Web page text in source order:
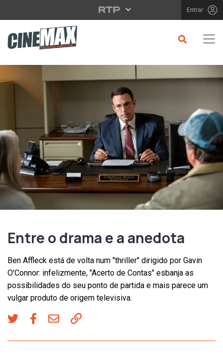
Saltar para o conteúdo principal Entrar
Entre o drama e a anedota
Ben Affleck está de volta num "thriller" dirigido por Gavin
O'Connor: infelizmente, "Acerto de Contas" esbanja as
possibilidades do seu ponto de partida e mais parece um
vulgar produto de origem televisiva.